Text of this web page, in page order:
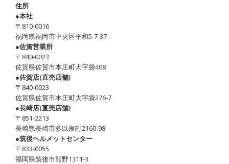
住所
●本社
〒810-0016
福岡県福岡市中央区平和5-7-37
●佐賀営業所
〒840-0023
佐賀県佐賀市本庄町大字袋408
●佐賀店(直売店舗)
〒840-0023
佐賀県佐賀市本庄町大字袋276-7
●長崎店(直売店舗)
〒851-2213
長崎県長崎市多以良町2160-98
●筑後ヘルメットセンター
〒833-0055
福岡県筑後市熊野1311-3